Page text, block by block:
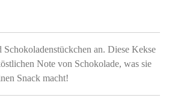
an. Diese Kekse
Note von Schokolade, was sie
Snack macht!